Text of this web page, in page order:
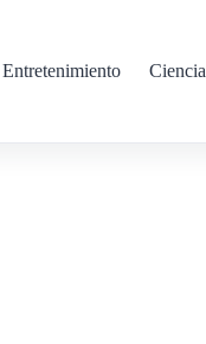
Entretenimiento Ciencia